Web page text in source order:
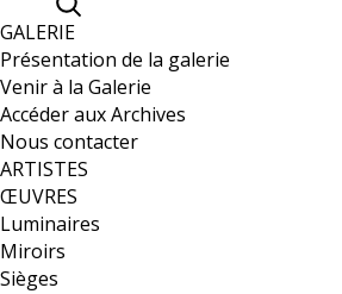
GALERIE
Présentation de la galerie
Venir à la Galerie
Accéder aux Archives
Nous contacter
ARTISTES
ŒUVRES
Luminaires
Miroirs
Sièges